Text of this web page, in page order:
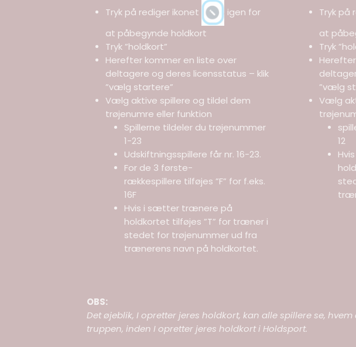
Tryk på rediger ikonet
igen for
at påbegynde holdkort
Tryk ”holdkort”
Herefter kommer en liste over
deltagere og deres licensstatus – klik
”vælg startere”
Vælg aktive spillere og tildel dem
trøjenumre eller funktion
Spillerne tildeler du trøjenummer
1-23
Udskiftningsspillere får nr. 16-23.
For de 3 første-
rækkespillere tilføjes ”F” for f.eks.
16F
Hvis i sætter trænere på
holdkortet tilføjes ”T” for træner i
stedet for trøjenummer ud fra
trænerens navn på holdkortet.
Tryk på
at
Tryk
”vælg
Vælg
12
OBS:
Det øjeblik, I opretter jeres holdkort, kan alle spillere se,
truppen, inden I opretter jeres holdkort i Holdsport.